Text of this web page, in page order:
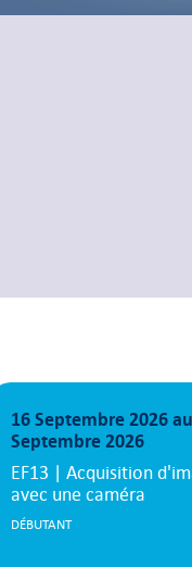
16 Septembre 2026
Septembre 2026
EF13 | Acquisition
avec une caméra
DÉBUTANT